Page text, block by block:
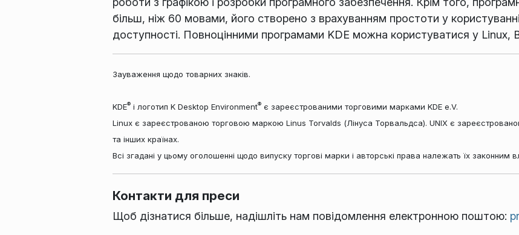
більш, ніж 60 мовами, його створено з врахуванням простоти у користуванні
доступності. Повноцінними програмами KDE можна користуватися у Linux,
Зауваження щодо товарних знаків.
KDE®і логотип K Desktop Environment®є зареєстрованими торговими марками KDE e.V.
Linux є зареєстрованою торговою маркою Linus Torvalds (Лінуса Торвальдса). UNIX є
та інших країнах.
Всі згадані у цьому оголошенні щодо випуску торгові марки і авторські права належать їх законним
Контакти для преси
Щоб дізнатися більше, надішліть нам повідомлення електронною поштою: